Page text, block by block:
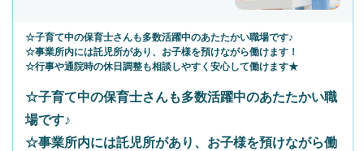
☆子育て中の保育士さんも多数活躍中のあたたかい職場です♪
☆事業所内には託児所があり、お子様を預けながら働けます！
☆行事や通院時の休日調整も相談しやすく安心して働けます★
☆子育て中の保育士さんも多数活躍中のあたたかい職
場です♪
☆事業所内には託児所があり、お子様を預けながら働